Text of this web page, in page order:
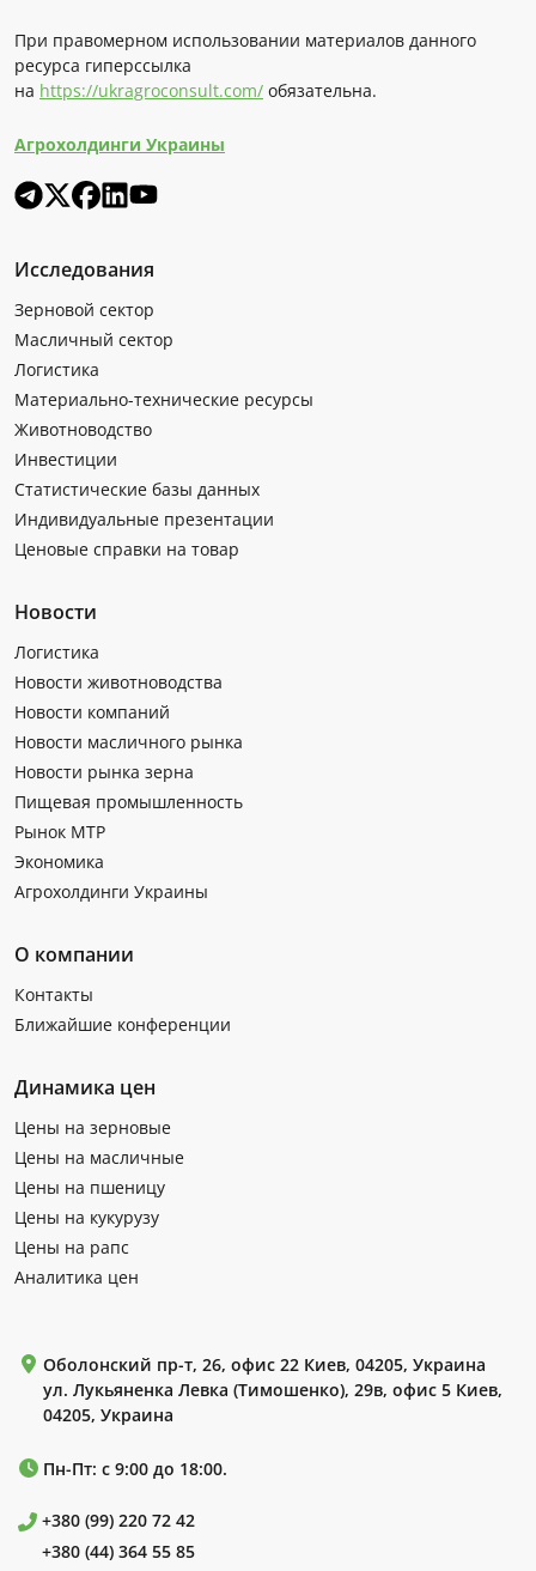
При правомерном использовании материалов данного
ресурса гиперссылка
на https://ukragroconsult.com/ обязательна.
Агрохолдинги Украины
Исследования
Зерновой сектор
Масличный сектор
Логистика
Материально-технические ресурсы
Животноводство
Инвестиции
Статистические базы данных
Индивидуальные презентации
Ценовые справки на товар
Новости
Логистика
Новости животноводства
Новости компаний
Новости масличного рынка
Новости рынка зерна
Пищевая промышленность
Рынок МТР
Экономика
Агрохолдинги Украины
О компании
Контакты
Ближайшие конференции
Динамика цен
Цены на зерновые
Цены на масличные
Цены на пшеницу
Цены на кукурузу
Цены на рапс
Аналитика цен
Оболонский пр-т, 26, офис 22 Киев, 04205, Украина
ул. Лукьяненка Левка (Тимошенко), 29в, офис 5 Киев,
04205, Украина
Пн-Пт: с 9:00 до 18:00.
+380 (99) 220 72 42
+380 (44) 364 55 85